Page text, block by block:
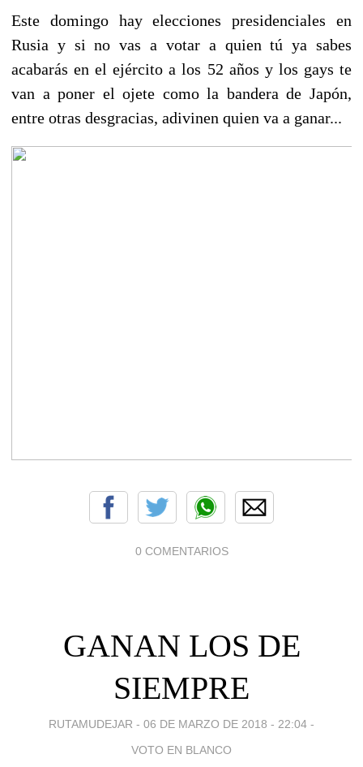
Este domingo hay elecciones presidenciales en
Rusia y si no vas a votar a quien tú ya sabes
acabarás en el ejército a los 52 años y los gays te
van a poner el ojete como la bandera de Japón,
entre otras desgracias, adivinen quien va a ganar...
0 COMENTARIOS
GANAN LOS DE
SIEMPRE
RUTAMUDEJAR - 06 DE MARZO DE 2018 - 22:04 -
VOTO EN BLANCO